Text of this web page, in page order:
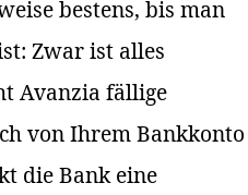
bestens, bis man
Zwar ist alles
Avanzia fällige
von Ihrem Bankkonto
die Bank eine